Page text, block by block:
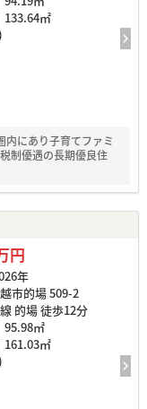
133.64㎡
にあり子育てファミ
制優遇の長期優良住
円
年
市的場 509-2
的場 徒歩12分
95.98㎡
161.03㎡